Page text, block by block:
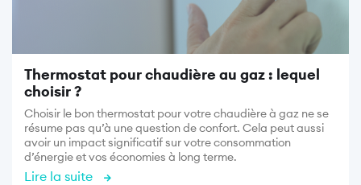
Thermostat pour chaudière au gaz : lequel
choisir ?
Choisir le bon thermostat pour votre chaudière à gaz ne se
résume pas qu’à une question de confort. Cela peut aussi
avoir un impact significatif sur votre consommation
d’énergie et vos économies à long terme.
Lire la suite